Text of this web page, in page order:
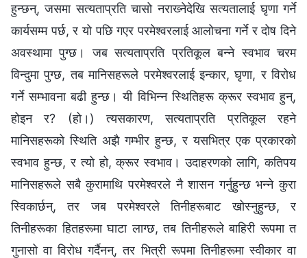
हुन्छन्, जसमा सत्यताप्रति चासो नराख्‍नेदेखि सत्यतालाई घृणा गर्ने
कार्यसम्‍म पर्छ, र यो पछि गएर परमेश्‍वरलाई आलोचना गर्ने र दोष दिने
अवस्थामा पुग्छ। जब सत्यताप्रति प्रतिकूल बन्‍ने स्वभाव चरम
विन्दुमा पुग्छ, तब मानिसहरूले परमेश्‍वरलाई इन्कार, घृणा, र विरोध
गर्ने सम्‍भावना बढी हुन्छ। यी विभिन्‍न स्थितिहरू क्रूर स्वभाव हुन्,
होइन र? (हो।) त्यसकारण, सत्यताप्रति प्रतिकूल रहने
मानिसहरूको स्थिति अझै गम्‍भीर हुन्छ, र यसभित्र एक प्रकारको
स्वभाव हुन्छ, र त्यो हो, क्रूर स्वभाव। उदाहरणको लागि, कतिपय
मानिसहरूले सबै कुरामाथि परमेश्‍वरले नै शासन गर्नुहुन्छ भन्‍ने कुरा
स्विकार्छन्, तर जब परमेश्‍वरले तिनीहरूबाट खोस्‍नुहुन्छ, र
तिनीहरूका हितहरूमा घाटा लाग्छ, तब तिनीहरूले बाहिरी रूपमा त
गुनासो वा विरोध गर्दैनन्, तर भित्री रूपमा तिनीहरूमा स्वीकार वा